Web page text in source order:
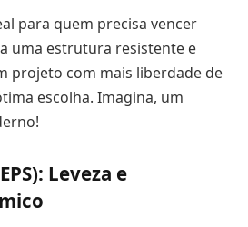
para quem precisa vencer
uma estrutura resistente e
projeto com mais liberdade de
escolha. Imagina, um
Leveza e